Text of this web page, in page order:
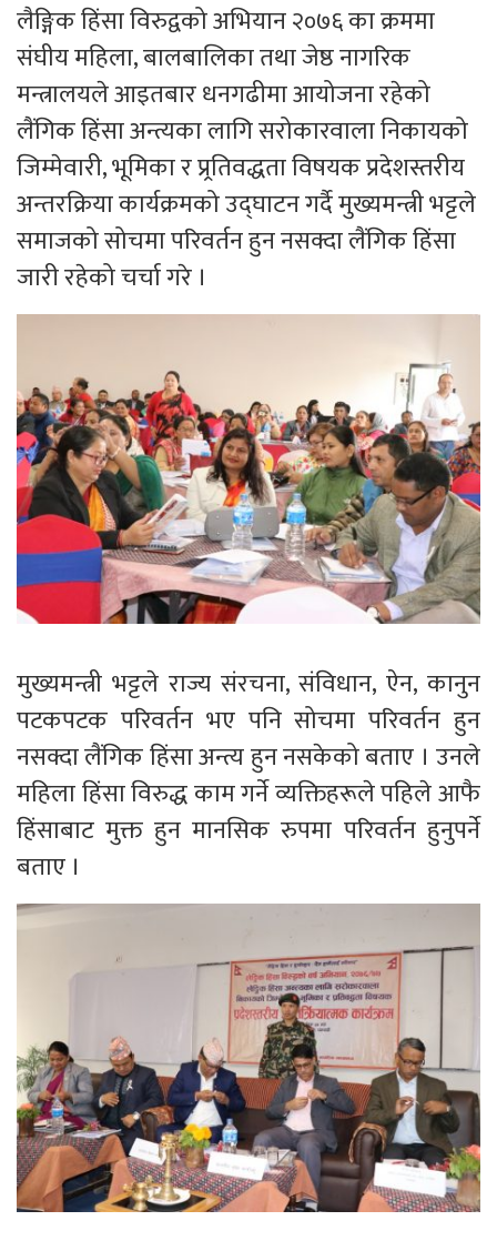
लैङ्गिक हिंसा विरुद्वको अभियान २०७६ का क्रममा
संघीय महिला, बालबालिका तथा जेष्ठ नागरिक
मन्त्रालयले आइतबार धनगढीमा आयोजना रहेको
लैंगिक हिंसा अन्त्यका लागि सरोकारवाला निकायको
जिम्मेवारी, भूमिका र प्र्रतिवद्धता विषयक प्रदेशस्तरीय
अन्तरक्रिया कार्यक्रमको उद्घाटन गर्दै मुख्यमन्त्री भट्टले
समाजको सोचमा परिवर्तन हुन नसक्दा लैंगिक हिंसा
जारी रहेको चर्चा गरे ।
मुख्यमन्त्री भट्टले राज्य संरचना, संविधान, ऐन, कानुन
पटकपटक परिवर्तन भए पनि सोचमा परिवर्तन हुन
नसक्दा लैंगिक हिंसा अन्त्य हुन नसकेको बताए । उनले
महिला हिंसा विरुद्ध काम गर्ने व्यक्तिहरूले पहिले आफै
हिंसाबाट मुक्त हुन मानसिक रुपमा परिवर्तन हुनुपर्ने
बताए ।